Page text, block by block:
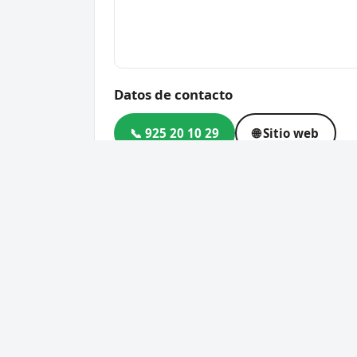
Datos de contacto
📞 925 20 10 29 🌐 Sitio web